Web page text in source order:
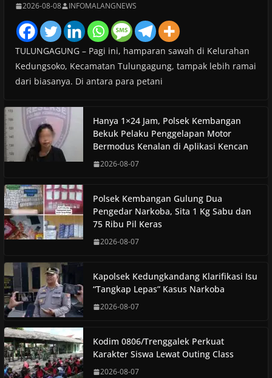
2026-08-08 INFOMALANGNEWS
TULUNGAGUNG – Pagi ini, hamparan sawah di Kelurahan
Kedungsoko, Kecamatan Tulungagung, tampak lebih ramai
dari biasanya. Di antara para petani
Hanya 1×24 Jam, Polsek Kembangan
Bekuk Pelaku Penggelapan Motor
Bermodus Kenalan di Aplikasi Kencan
2026-08-07
Polsek Kembangan Gulung Dua
Pengedar Narkoba, Sita 1 Kg Sabu dan
75 Ribu Pil Keras
2026-08-07
Kapolsek Kedungkandang Klarifikasi Isu
“Tangkap Lepas” Kasus Narkoba
2026-08-07
Kodim 0806/Trenggalek Perkuat
Karakter Siswa Lewat Outing Class
2026-08-07